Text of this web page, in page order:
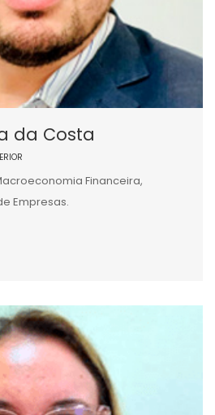
da Costa
Financeira,
Empresas.